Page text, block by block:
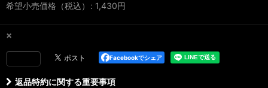
希望小売価格（税込） : 1,430円
×
Facebookでシェア
返品特約に関する重要事項